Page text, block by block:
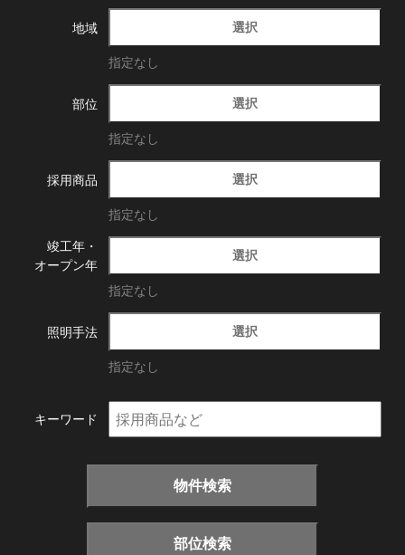
地域 選択
指定なし
部位 選択
指定なし
採用商品 選択
指定なし
竣工年・
オープン年
選択
指定なし
照明手法 選択
指定なし
キーワード
物件検索
部位検索